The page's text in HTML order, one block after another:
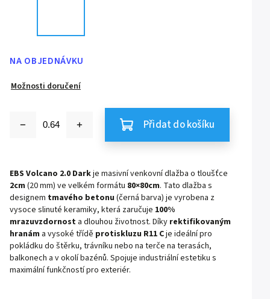
NA OBJEDNÁVKU
Možnosti doručení
Přidat do košíku
EBS Volcano 2.0 Darkje masivní venkovní dlažba o tloušťce
2cm (20 mm) ve velkém formátu 80×80cm. Tato dlažba s
designem tmavého betonu (černá barva) je vyrobena z
vysoce slinuté keramiky, která zaručuje 100%
mrazuvzdornost a dlouhou životnost. Díky rektifikovaným
hranám a vysoké třídě protiskluzu R11 Cje ideální pro
pokládku do štěrku, trávníku nebo na terče na terasách,
balkonech a v okolí bazénů. Spojuje industriální estetiku s
maximální funkčností pro exteriér.